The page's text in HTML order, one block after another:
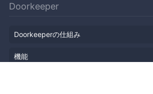
Doorkeeper
Doorkeeperの仕組み
機能